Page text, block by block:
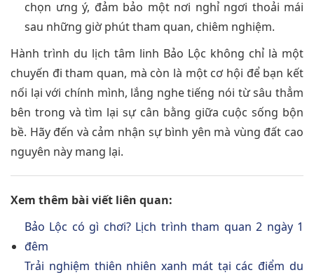
chọn ưng ý, đảm bảo một nơi nghỉ ngơi thoải mái
sau những giờ phút tham quan, chiêm nghiệm.
Hành trình du lịch tâm linh Bảo Lộc không chỉ là một
chuyến đi tham quan, mà còn là một cơ hội để bạn kết
nối lại với chính mình, lắng nghe tiếng nói từ sâu thẳm
bên trong và tìm lại sự cân bằng giữa cuộc sống bộn
bề. Hãy đến và cảm nhận sự bình yên mà vùng đất cao
nguyên này mang lại.
Xem thêm bài viết liên quan:
Bảo Lộc có gì chơi? Lịch trình tham quan 2 ngày 1
đêm
Trải nghiệm thiên nhiên xanh mát tại các điểm du